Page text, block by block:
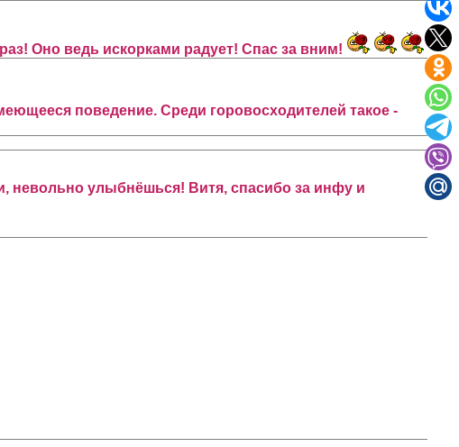
Оно ведь искорками радует! Спас за вним!
поведение. Среди горовосходителей такое -
невольно улыбнёшься! Витя, спасибо за инфу и